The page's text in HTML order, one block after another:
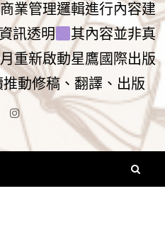
商業管理邏輯進行內容建
訊透明
其內容並非真
重新啟動星鷹國際出版
動修稿、翻譯、出版
Instagram